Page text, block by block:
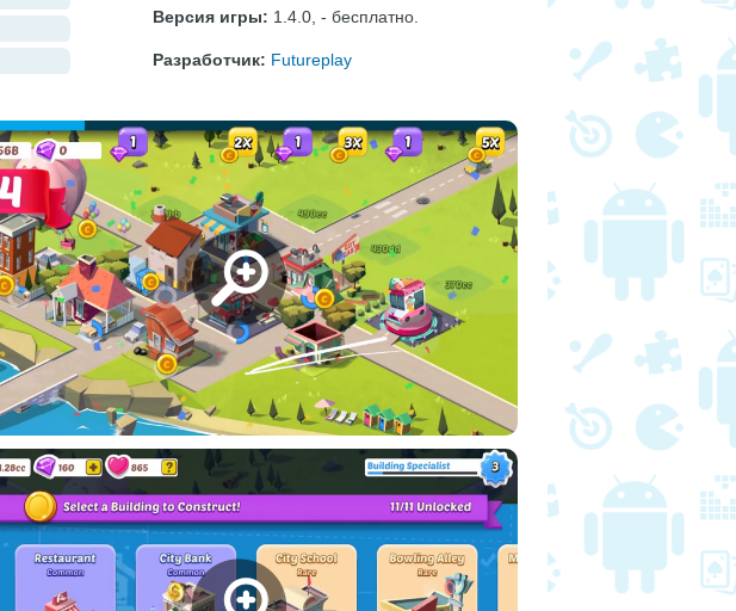
Версия игры: 1.4.0 - бесплатно
Разработчик: Futureplay